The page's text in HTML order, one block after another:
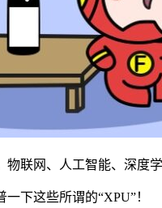
联网、人工智能、深度
下这些所谓的“XPU”！